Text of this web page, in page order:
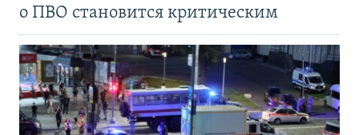
о ПВО становится критическим